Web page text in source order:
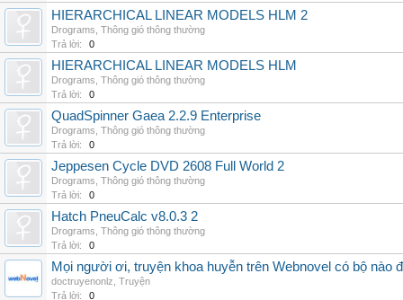
HIERARCHICAL LINEAR MODELS HLM 2
Drograms Thông gió thông thường
Trả lời:
0
HIERARCHICAL LINEAR MODELS HLM
Drograms Thông gió thông thường
Trả lời:
0
QuadSpinner Gaea 2.2.9 Enterprise
Drograms Thông gió thông thường
Trả lời:
0
Jeppesen Cycle DVD 2608 Full World 2
Drograms Thông gió thông thường
Trả lời:
0
Hatch PneuCalc v8.0.3 2
Drograms Thông gió thông thường
Trả lời:
0
Mọi người ơi, truyện khoa huyễn trên Webnovel có bộ nào
doctruyenonlz Truyện
Trả lời:
0